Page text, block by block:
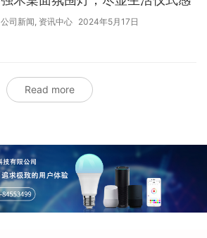
公司新闻 资讯中心 2024年5月17日
Read more